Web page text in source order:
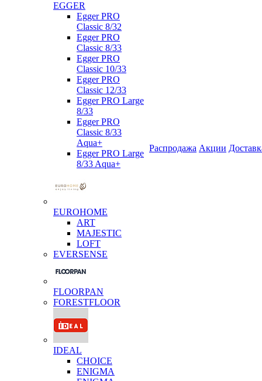
EGGER
Egger PRO
Classic 8/32
Egger PRO
Classic 8/33
Egger PRO
Classic 10/33
Egger PRO
Classic 12/33
Egger PRO Large
8/33
Egger PRO
Classic 8/33
Aqua+
Egger PRO Large
8/33 Aqua+
EUROHOME
ART
MAJESTIC
LOFT
EVERSENSE
FLOORPAN
FORESTFLOOR
IDEAL
CHOICE
ENIGMA
Распродажа Акции